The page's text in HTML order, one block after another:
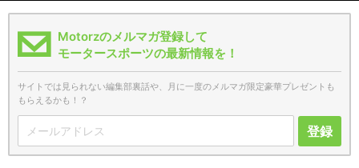
Motorzのメルマガ登録して
モータースポーツの最新情報を！
サイトでは見られない編集部裏話や、月に一度のメルマガ限定豪華プレゼントも
もらえるかも！？
登録